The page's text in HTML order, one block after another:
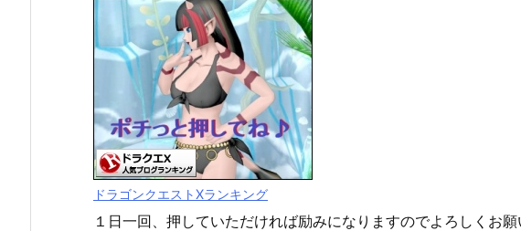
ドラゴンクエストXランキング
１日一回、押していただければ励みになりますのでよろしくお願